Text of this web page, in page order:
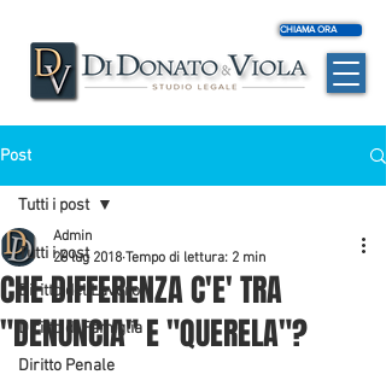
CHIAMA ORA
Post
Tutti i post
Diritto del Lavoro
Diritto di Famiglia
Diritto Penale
Tutti i post
CHE DIFFERENZA C'E' TRA
"DENUNCIA" E "QUERELA"?
Admin
26 lug 2018 Tempo di lettura: 2 min